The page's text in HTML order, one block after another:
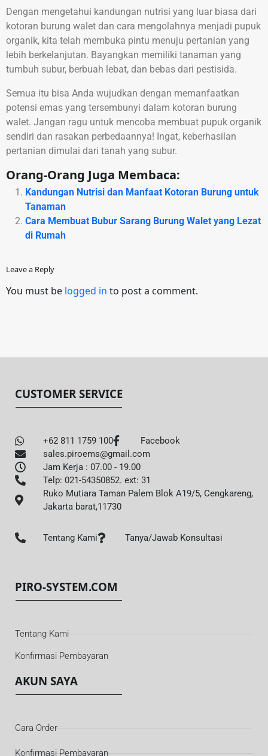
Dengan mengetahui kandungan nutrisi yang luar biasa dari
kotoran burung walet dan cara mengolahnya menjadi pupuk
organik, kita telah membuka pintu menuju pertanian yang
lebih berkelanjutan. Bayangkan memiliki tanaman yang
tumbuh subur, berbuah lebat, dan bebas dari pestisida.
Semua itu bisa Anda wujudkan dengan memanfaatkan
potensi emas yang tersembunyi dalam kotoran burung
walet. Jangan ragu untuk mencoba membuat pupuk organik
sendiri dan rasakan perbedaannya! Ingat, keberhasilan
pertanian dimulai dari tanah yang subur.
Orang-Orang Juga Membaca:
Kandungan Nutrisi dan Manfaat Kotoran Burung untuk
Tanaman
Cara Membuat Bubur Sarang Burung Walet yang Lezat
di Rumah
Leave a Reply
You must be logged in to post a comment.
CUSTOMER SERVICE
+62 811 1759 100
Facebook
sales.piroems@gmail.com
Jam Kerja : 07.00 - 19.00
Telp: 021-54350852. ext: 31
Ruko Mutiara Taman Palem Blok A19/5, Cengkareng,
Jakarta barat,11730
Tentang Kami Tanya/Jawab Konsultasi
PIRO-SYSTEM.COM
Tentang Kami
Konfirmasi Pembayaran
AKUN SAYA
Cara Order
Konfirmasi Pembayaran